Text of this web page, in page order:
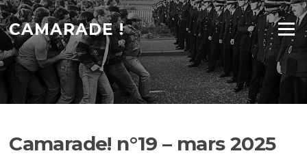
Skip
to
content
CAMARADE ! Menu
Camarade! n°19 – mars 2025